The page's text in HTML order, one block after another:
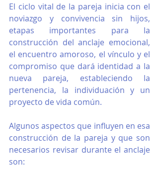
El ciclo vital de la pareja inicia con el
noviazgo y convivencia sin hijos,
etapas importantes para la
construcción del anclaje emocional,
el encuentro amoroso, el vínculo y el
compromiso que dará identidad a la
nueva pareja, estableciendo la
pertenencia, la individuación y un
proyecto de vida común.
Algunos aspectos que influyen en esa
construcción de la pareja y que son
necesarios revisar durante el anclaje
son: